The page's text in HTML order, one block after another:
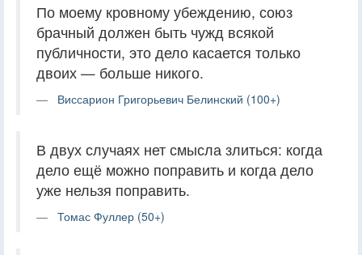
По моему кровному убеждению, союз
брачный должен быть чужд всякой
публичности, это дело касается только
двоих — больше никого.
Виссарион Григорьевич Белинский (100+)
В двух случаях нет смысла злиться: когда
дело ещё можно поправить и когда дело
уже нельзя поправить.
Томас Фуллер (50+)